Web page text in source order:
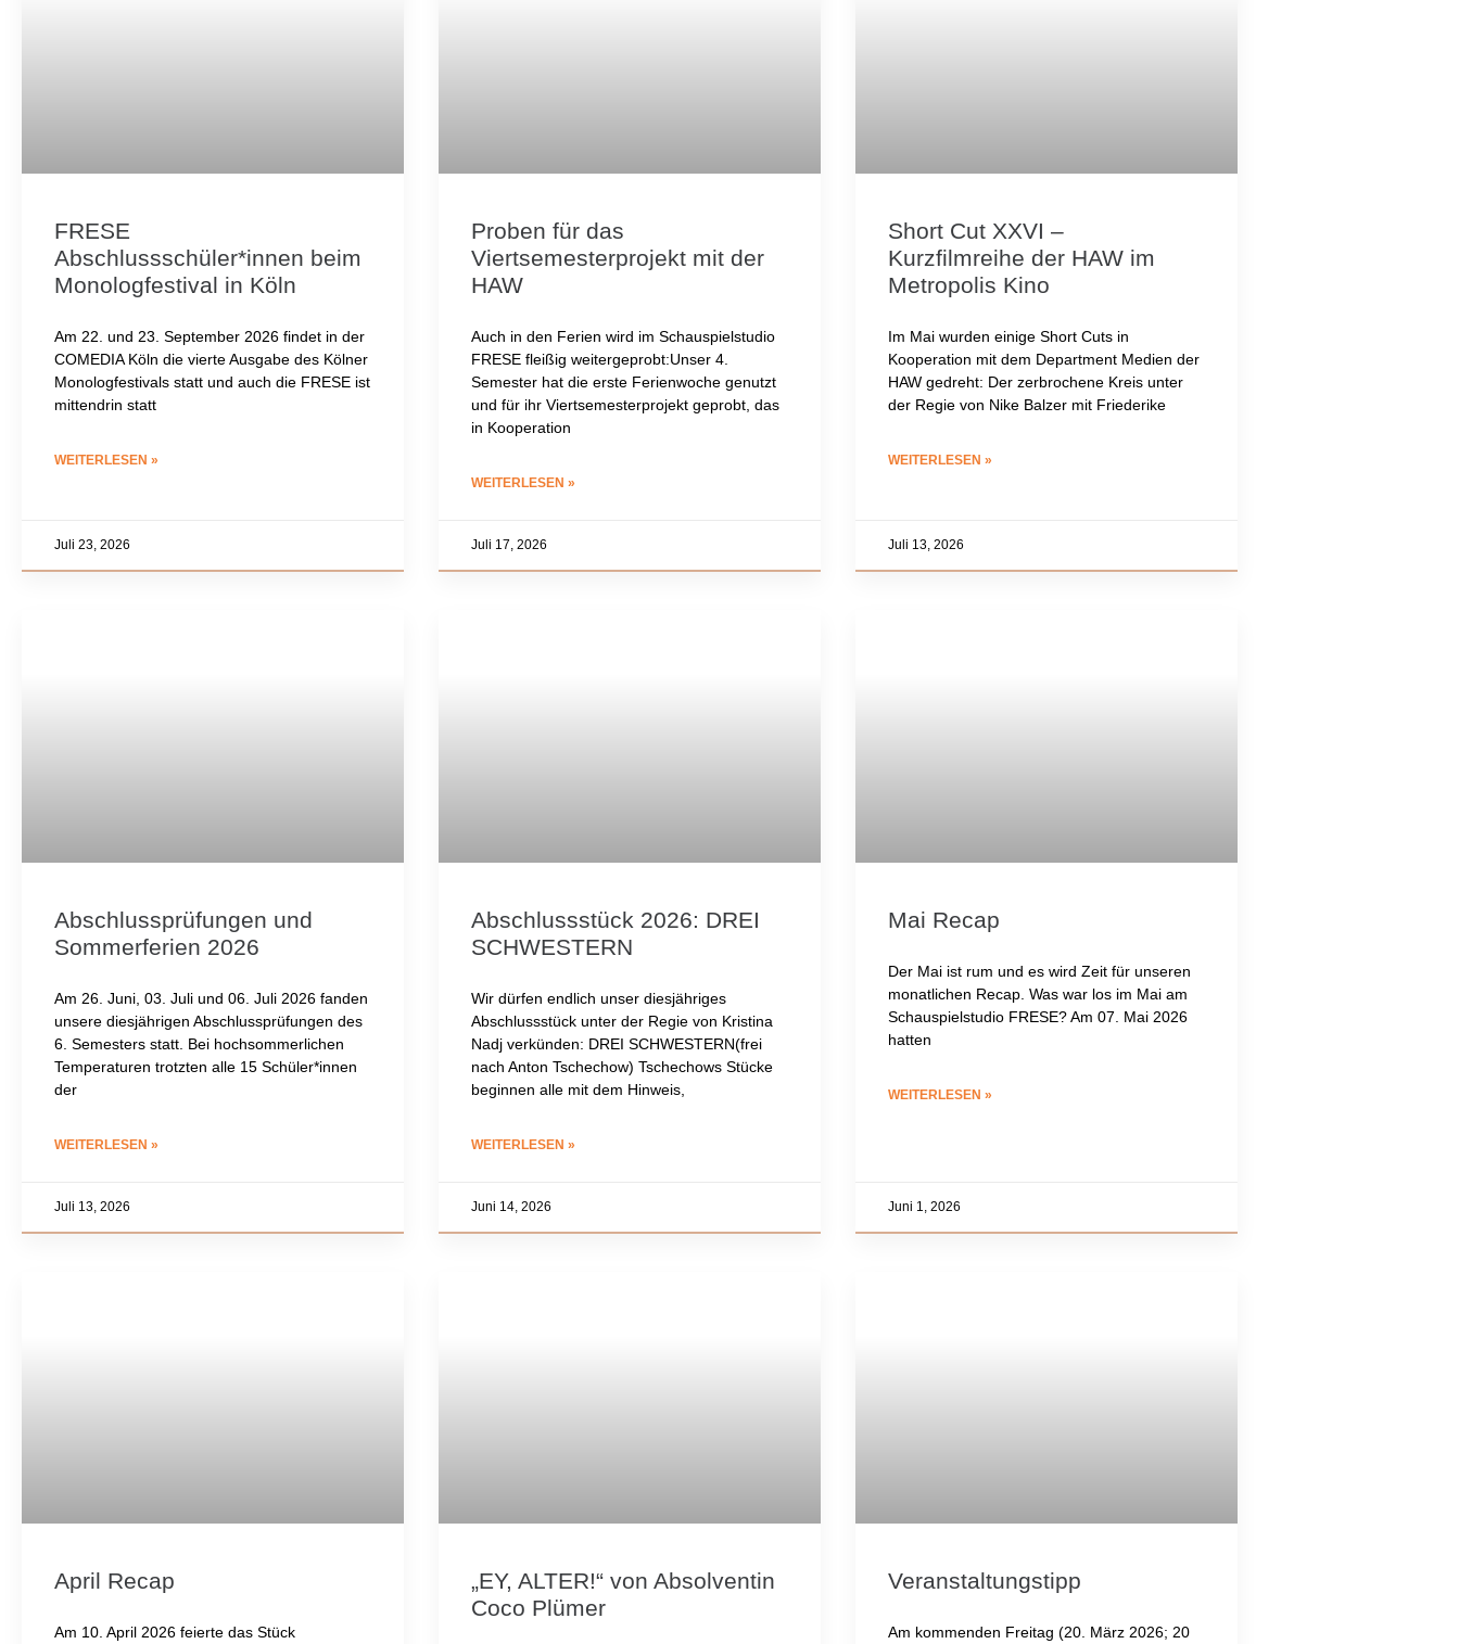
FRESE
Abschlussschüler*innen beim
Monologfestival in Köln
Am 22. und 23. September 2026 findet in der
COMEDIA Köln die vierte Ausgabe des Kölner
Monologfestivals statt und auch die FRESE ist
mittendrin statt
WEITERLESEN »
Juli 23, 2026
Proben für das
Viertsemesterprojekt mit der
HAW
Auch in den Ferien wird im Schauspielstudio
FRESE fleißig weitergeprobt:Unser 4.
Semester hat die erste Ferienwoche genutzt
und für ihr Viertsemesterprojekt geprobt, das
in Kooperation
WEITERLESEN »
Juli 17, 2026
Short Cut XXVI –
Kurzfilmreihe der HAW im
Metropolis Kino
Im Mai wurden einige Short Cuts in
Kooperation mit dem Department Medien der
HAW gedreht: Der zerbrochene Kreis unter
der Regie von Nike Balzer mit Friederike
WEITERLESEN »
Juli 13, 2026
Abschlussprüfungen und
Sommerferien 2026
Am 26. Juni, 03. Juli und 06. Juli 2026 fanden
unsere diesjährigen Abschlussprüfungen des
6. Semesters statt. Bei hochsommerlichen
Temperaturen trotzten alle 15 Schüler*innen
der
WEITERLESEN »
Juli 13, 2026
Abschlussstück 2026: DREI
SCHWESTERN
Wir dürfen endlich unser diesjähriges
Abschlussstück unter der Regie von Kristina
Nadj verkünden: DREI SCHWESTERN(frei
nach Anton Tschechow) Tschechows Stücke
beginnen alle mit dem Hinweis,
WEITERLESEN »
Juni 14, 2026
Mai Recap
Der Mai ist rum und es wird Zeit für unseren
monatlichen Recap. Was war los im Mai am
Schauspielstudio FRESE? Am 07. Mai 2026
hatten
WEITERLESEN »
Juni 1, 2026
April Recap
Am 10. April 2026 feierte das Stück
„EY, ALTER!“ von Absolventin
Coco Plümer
Veranstaltungstipp
Am kommenden Freitag (20. März 2026; 20